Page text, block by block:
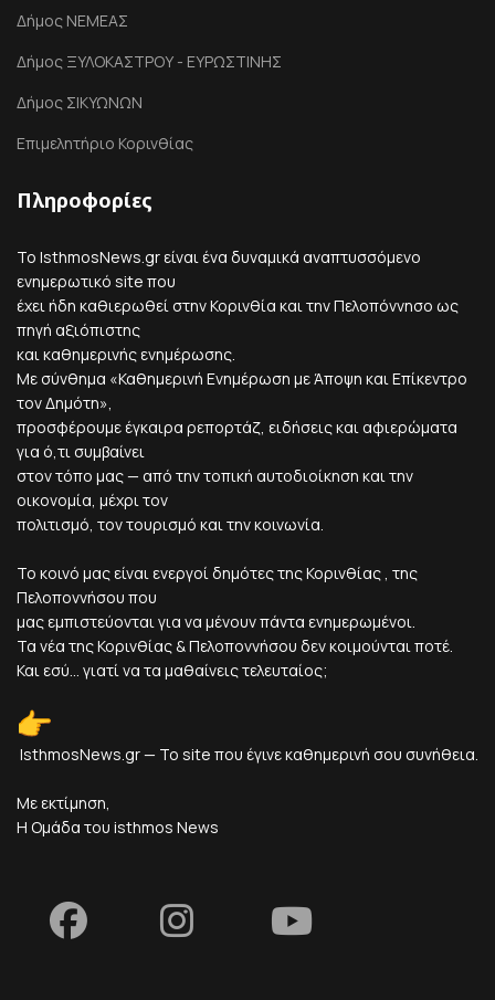
Δήμος ΝΕΜΕΑΣ
Δήμος ΞΥΛΟΚΑΣΤΡΟΥ - ΕΥΡΩΣΤΙΝΗΣ
Δήμος ΣΙΚΥΩΝΩΝ
Επιμελητήριο Κορινθίας
Πληροφορίες
Το IsthmosNews.gr είναι ένα δυναμικά αναπτυσσόμενο
ενημερωτικό site που
έχει ήδη καθιερωθεί στην Κορινθία και την Πελοπόννησο ως
πηγή αξιόπιστης
και καθημερινής ενημέρωσης.
Με σύνθημα «Καθημερινή Ενημέρωση με Άποψη και Επίκεντρο
τον Δημότη»,
προσφέρουμε έγκαιρα ρεπορτάζ, ειδήσεις και αφιερώματα
για ό,τι συμβαίνει
στον τόπο μας — από την τοπική αυτοδιοίκηση και την
οικονομία, μέχρι τον
πολιτισμό, τον τουρισμό και την κοινωνία.
Το κοινό μας είναι ενεργοί δημότες της Κορινθίας , της
Πελοποννήσου που
μας εμπιστεύονται για να μένουν πάντα ενημερωμένοι.
Τα νέα της Κορινθίας & Πελοποννήσου δεν κοιμούνται ποτέ.
Και εσύ... γιατί να τα μαθαίνεις τελευταίος;
IsthmosNews.gr — Το site που έγινε καθημερινή σου συνήθεια.
Με εκτίμηση,
Η Ομάδα του isthmos News